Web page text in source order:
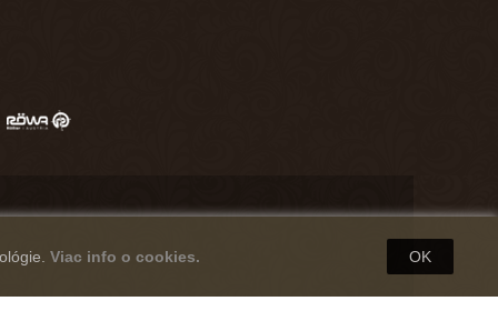
Viac info o cookies. OK